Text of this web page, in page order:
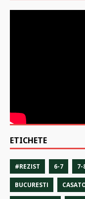
ETICHETE
#REZIST 6-7 7-
BUCURESTI